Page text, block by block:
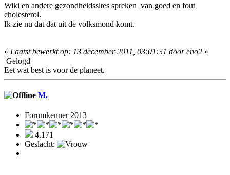
Wiki en andere gezondheidssites spreken van goed en fout
cholesterol.
Ik zie nu dat dat uit de volksmond komt.
« Laatst bewerkt op: 13 december 2011, 03:01:31 door eno2 »
Gelogd
Eet wat best is voor de planeet.
M.
Forumkenner 2013
4.171
Geslacht: